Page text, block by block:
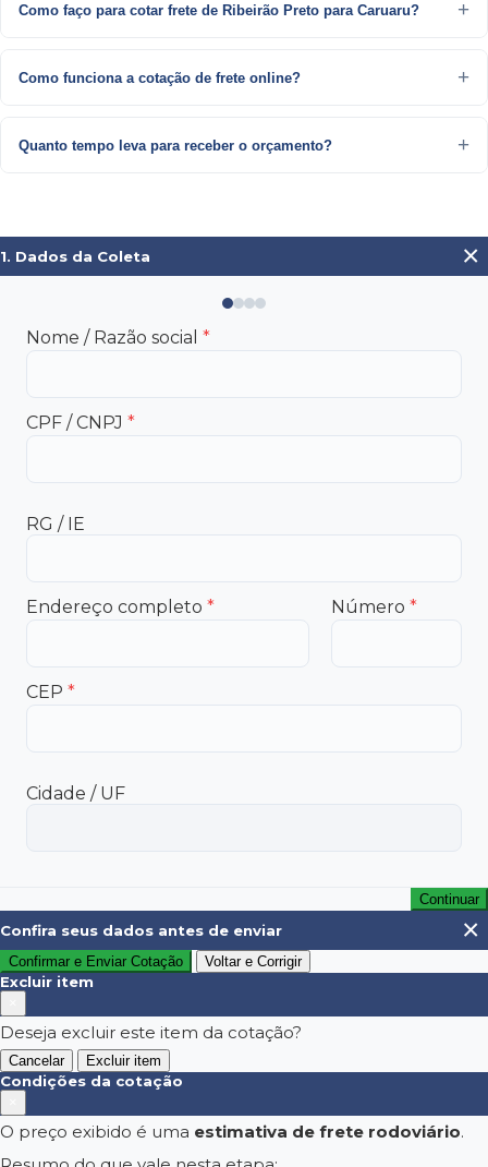
Como faço para cotar frete de Ribeirão Preto para Caruaru?
Como funciona a cotação de frete online?
Quanto tempo leva para receber o orçamento?
1. Dados da Coleta ×
Nome / Razão social *
CPF / CNPJ *
RG / IE
Endereço completo * Número *
CEP *
Cidade / UF
Continuar
Confira seus dados antes de enviar ×
Confirmar e Enviar Cotação Voltar e Corrigir
Excluir item
Deseja excluir este item da cotação?
Cancelar Excluir item
Condições da cotação
O preço exibido é uma estimativa de frete rodoviário.